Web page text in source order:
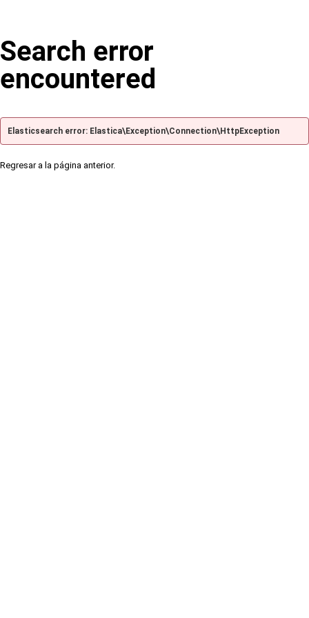
Search error
encountered
Elasticsearch error: Elastica\Exception\Connection\HttpException
Regresar a la página anterior.